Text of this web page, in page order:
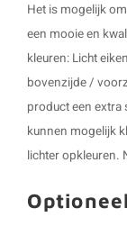
Het is mogelijk
een mooie en
kleuren: Licht
bovenzijde /
product een extra
kunnen mogelijk
lichter opkleuren.